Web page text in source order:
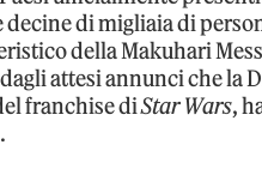
di migliaia di
della Makuhari
attesi annunci che la
franchise diStar Wars,